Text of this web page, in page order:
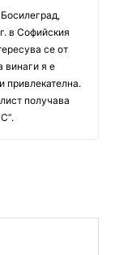
в Софийския
се от
винаги я е
привлекателна.
получава